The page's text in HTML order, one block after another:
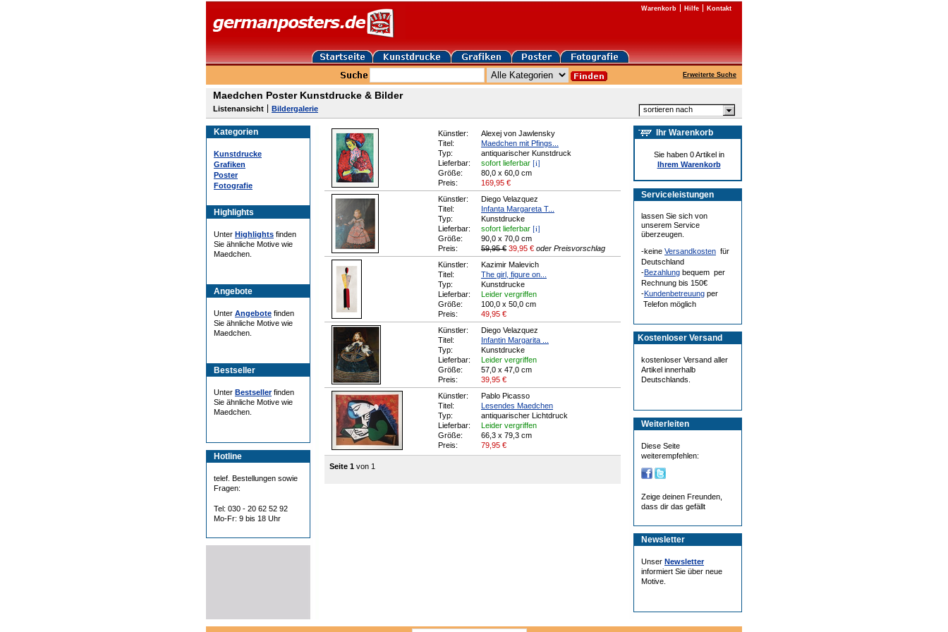
Warenkorb Hilfe Kontakt
Erweiterte Suche
Maedchen Poster Kunstdrucke & Bilder
Listenansicht Bildergalerie sortieren nach
Kategorien
Kunstdrucke
Grafiken
Poster
Fotografie
Highlights
Unter Highlights finden
Sie ähnliche Motive wie
Maedchen.
Angebote
Unter Angebote finden
Sie ähnliche Motive wie
Maedchen.
Bestseller
Unter Bestsellerfinden
Sie ähnliche Motive wie
Maedchen.
Hotline
telef. Bestellungen sowie
Fragen:
Tel: 030 - 20 62 52 92
Mo-Fr: 9 bis 18 Uhr
Künstler:
Alexej von Jawlensky
Titel:
Maedchen mit Pfings...
Typ:
antiquarischer Kunstdruck
Lieferbar:
sofort lieferbar [i]
Größe:
80,0 x 60,0 cm
Preis:
169,95 €
Künstler:
Diego Velazquez
Titel:
Infanta Margareta T...
Typ:
Kunstdrucke
Lieferbar:
sofort lieferbar [i]
Größe:
90,0 x 70,0 cm
Preis:
59,95 € 39,95 € oder Preisvorschlag
Künstler:
Kazimir Malevich
Titel:
The girl, figure on...
Typ:
Kunstdrucke
Lieferbar:
Leider vergriffen
Größe:
100,0 x 50,0 cm
Preis:
49,95 €
Künstler:
Diego Velazquez
Titel:
Infantin Margarita ...
Typ:
Kunstdrucke
Lieferbar:
Leider vergriffen
Größe:
57,0 x 47,0 cm
Preis:
39,95 €
Künstler:
Pablo Picasso
Titel:
Lesendes Maedchen
Typ:
antiquarischer Lichtdruck
Lieferbar:
Leider vergriffen
Größe:
66,3 x 79,3 cm
Preis:
79,95 €
Seite 1 von 1
Ihr Warenkorb
Sie haben 0 Artikel in
Ihrem Warenkorb
Serviceleistungen
lassen Sie sich von
unserem Service
überzeugen.
-keine Versandkosten für
Deutschland
-Bezahlung bequem per
Rechnung bis 150€
-Kundenbetreuung per
Telefon möglich
Kostenloser Versand
kostenloser Versand aller
Artikel innerhalb
Deutschlands.
Weiterleiten
Diese Seite
weiterempfehlen:
Zeige deinen Freunden,
dass dir das gefällt
Newsletter
Unser Newsletter
informiert Sie über neue
Motive.